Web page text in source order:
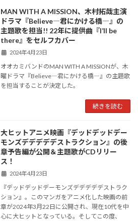
MAN WITH A MISSION、木村拓哉主演
ドラマ『Believe―君にかける橋―』の
主題歌を担当!! 22年に提供曲『I’ll be
there』をセルフカバー
2024年4月23日
オオカミバンドのMAN WITH A MISSIONが、木
曜ドラマ『Believe―君にかける橋―』の主題歌
を担当することが決定した。
続きを読む
大ヒットアニメ映画『デッドデッドデー
モンズデデデデデストラクション』の後
章予告編が公開＆主題歌がCDリリー
ス！
2024年4月23日
『デッドデッドデーモンズデデデデデストラク
ション』。このマンガをアニメ化した映画の前
章が2024年3月22日に公開され、現在10代を中
心に大ヒットとなっている。そしてこの度、